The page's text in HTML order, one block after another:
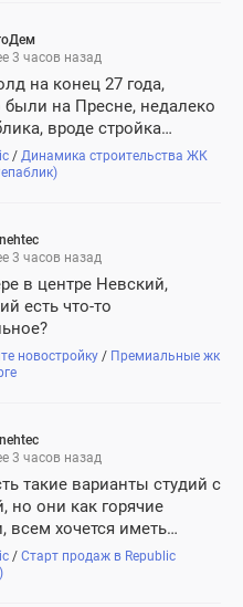
3 часов назад
на конец 27 года,
были на Пресне, недалеко
вроде стройка
видны.
/ Динамика строительства ЖК
3 часов назад
в центре Невский,
есть что-то
новостройку / Премиальные жк
3 часов назад
такие варианты студий с
но они как горячие
всем хочется иметь
пространство на свежем
/ Старт продаж в Republic